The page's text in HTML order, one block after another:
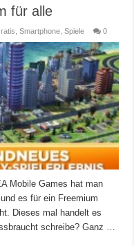
für alle
,Smartphone ,Spiele 0
Mobile Games hat man
es für ein Freemium
Dieses mal handelt es
schreibe? Ganz …